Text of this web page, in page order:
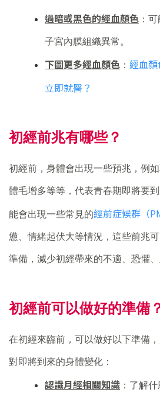
過暗或黑色的經血顏色 ：
子宮內膜組織異常。
下圖更多經血顏色 ： 經血
立即就醫？
初經前兆有哪些？
初經前，身體會出現一些預兆，例
體毛增多等等，代表青春期即將要
能會出現一些常見的經前症候群（
憊、情緒起伏大等情況，這些前兆
準備，減少初經帶來的不適、恐懼、
初經前可以做好的準備
在初經來臨前，可以做好以下準備
對即將到來的身體變化：
認識月經相關知識 ：了解